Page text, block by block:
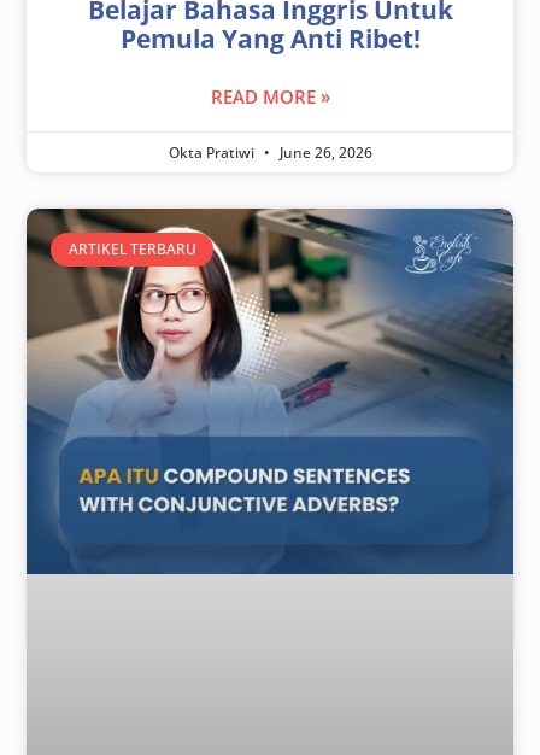
Belajar Bahasa Inggris Untuk
Pemula Yang Anti Ribet!
READ MORE »
Okta Pratiwi June 26, 2026
ARTIKEL TERBARU